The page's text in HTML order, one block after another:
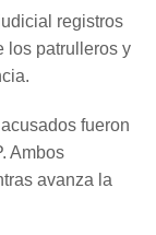
registros
los patrulleros y
fueron
Ambos
avanza la